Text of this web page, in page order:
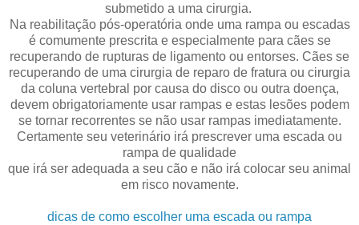
submetido a uma cirurgia.
Na reabilitação pós-operatória onde uma rampa ou escadas
é comumente prescrita e especialmente para cães se
recuperando de rupturas de ligamento ou entorses. Cães se
recuperando de uma cirurgia de reparo de fratura ou cirurgia
da coluna vertebral por causa do disco ou outra doença,
devem obrigatoriamente usar rampas e estas lesões podem
se tornar recorrentes se não usar rampas imediatamente.
Certamente seu veterinário irá prescrever uma escada ou
rampa de qualidade
que irá ser adequada a seu cão e não irá colocar seu animal
em risco novamente.
dicas de como escolher uma escada ou rampa